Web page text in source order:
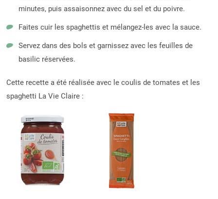
minutes, puis assaisonnez avec du sel et du poivre.
Faites cuir les spaghettis et mélangez-les avec la sauce.
Servez dans des bols et garnissez avec les feuilles de
basilic réservées.
Cette recette a été réalisée avec le coulis de tomates et les
spaghetti La Vie Claire :